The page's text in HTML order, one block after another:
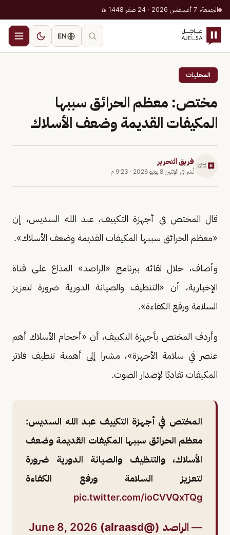
الجمعة، 7 أغسطس 2026 · 24 صفر 1448 هـ
EN
المحليات
مختص: معظم الحرائق سببها
المكيفات القديمة وضعف الأسلاك
فريق التحرير
نُشر في الإثنين 8 يونيو 2026 · 9:23 م
قال المختص في أجهزة التكييف، عبد الله السديس، إن
«معظم الحرائق سببها المكيفات القديمة وضعف الأسلاك».
وأضاف، خلال لقائه ببرنامج «الراصد» المذاع على قناة
الإخبارية، أن «التنظيف والصيانة الدورية ضرورة لتعزيز
السلامة ورفع الكفاءة».
وأردف المختص بأجهزة التكييف، أن «أحجام الأسلاك أهم
عنصر في سلامة الأجهزة»، مشيرا إلى أهمية تنظيف فلاتر
المكيفات تفاديًا لإصدار الصوت.
المختص في أجهزة التكييف عبد الله السديس:
معظم الحرائق سببها المكيفات القديمة وضعف
الأسلاك، والتنظيف والصيانة الدورية ضرورة
لتعزيز السلامة ورفع الكفاءة
pic.twitter.com/ioCVVQxTQg
— الراصد (@alraasd) June 8, 2026